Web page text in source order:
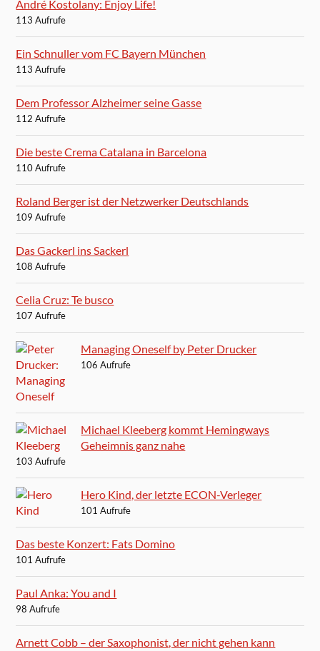
André Kostolany: Enjoy Life!
113 Aufrufe
Ein Schnuller vom FC Bayern München
113 Aufrufe
Dem Professor Alzheimer seine Gasse
112 Aufrufe
Die beste Crema Catalana in Barcelona
110 Aufrufe
Roland Berger ist der Netzwerker Deutschlands
109 Aufrufe
Das Gackerl ins Sackerl
108 Aufrufe
Celia Cruz: Te busco
107 Aufrufe
Managing Oneself by Peter Drucker
106 Aufrufe
Michael Kleeberg kommt Hemingways
Geheimnis ganz nahe
103 Aufrufe
Hero Kind, der letzte ECON-Verleger
101 Aufrufe
Das beste Konzert: Fats Domino
101 Aufrufe
Paul Anka: You and I
98 Aufrufe
Arnett Cobb – der Saxophonist, der nicht gehen kann